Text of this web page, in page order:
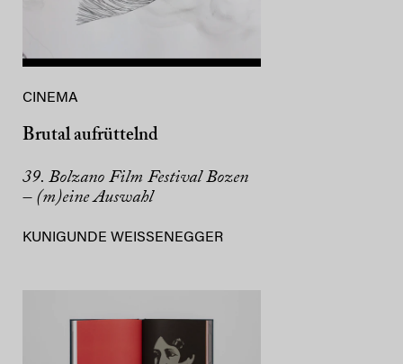
CINEMA
Brutal aufrüttelnd
39. Bolzano Film Festival Bozen
– (m)eine Auswahl
KUNIGUNDE WEISSENEGGER